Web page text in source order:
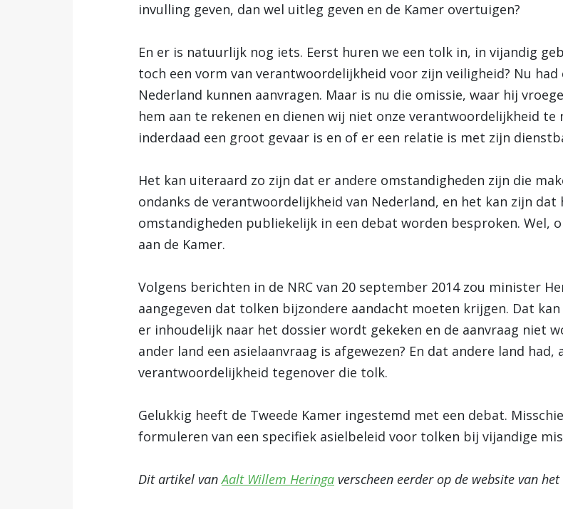
invulling geven, dan wel uitleg geven en de Kamer overtuigen?
En er is natuurlijk nog iets. Eerst huren we een tolk in, in vijandig
toch een vorm van verantwoordelijkheid voor zijn veiligheid? Nu
Nederland kunnen aanvragen. Maar is nu die omissie, waar hij
hem aan te rekenen en dienen wij niet onze verantwoordelijkheid
inderdaad een groot gevaar is en of er een relatie is met zijn
Het kan uiteraard zo zijn dat er andere omstandigheden zijn die
ondanks de verantwoordelijkheid van Nederland, en het kan zijn
omstandigheden publiekelijk in een debat worden besproken. Wel,
aan de Kamer.
Volgens berichten in de NRC van 20 september 2014 zou minister
aangegeven dat tolken bijzondere aandacht moeten krijgen. Dat
er inhoudelijk naar het dossier wordt gekeken en de aanvraag niet
ander land een asielaanvraag is afgewezen? En dat andere land
verantwoordelijkheid tegenover die tolk.
Gelukkig heeft de Tweede Kamer ingestemd met een debat.
formuleren van een specifiek asielbeleid voor tolken bij vijandige
Dit artikel vanAalt Willem Heringa verscheen eerder op de website van het